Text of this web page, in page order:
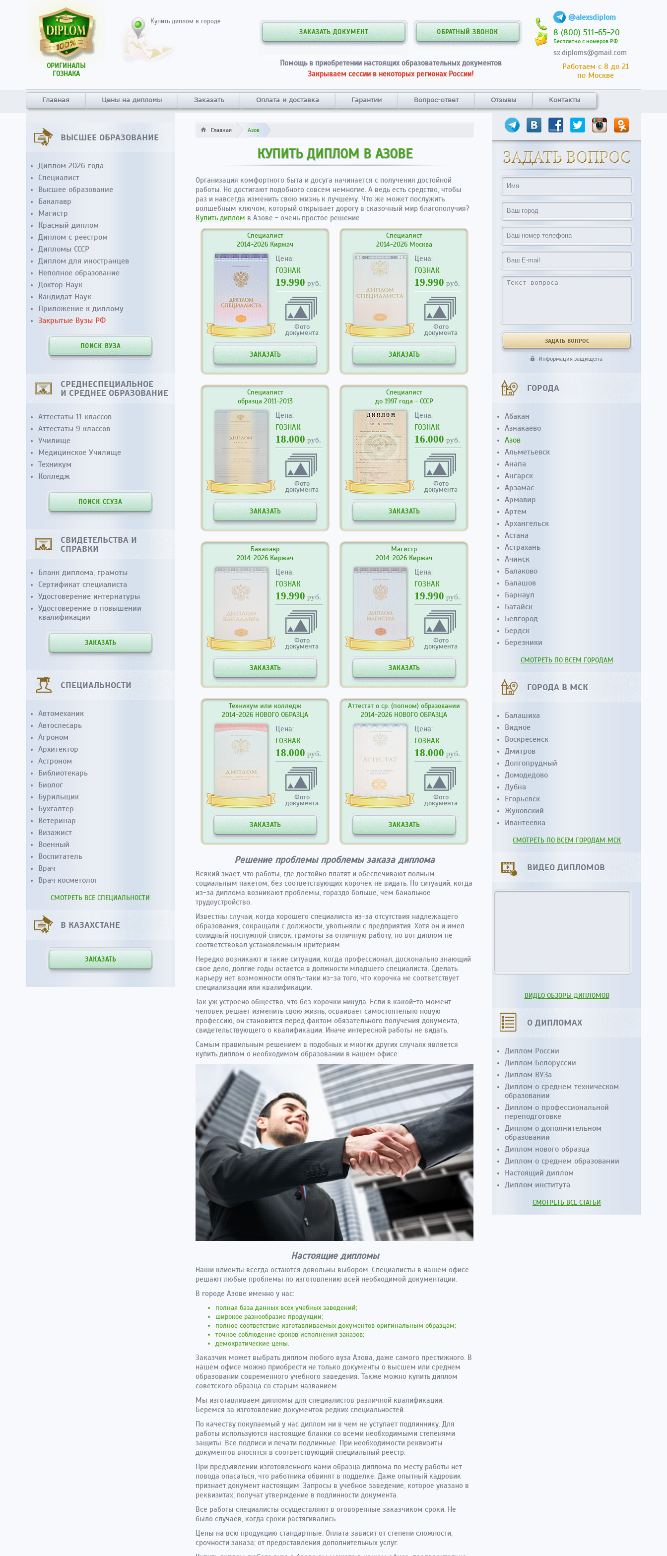
ОРИГИНАЛЫ
ГОЗНАКА
Купить диплом в городе @alexsdiplom
8 (800) 511-65-20
Бесплатно с номеров РФ
sx.diploms@gmail.com
Работаем с 8 до 21
по Москве
ЗАКАЗАТЬ ДОКУМЕНТ ОБРАТНЫЙ ЗВОНОК
Помощь в приобретении настоящих образовательных документов
Закрываем сессии в некоторых регионах России!
Главная Цены на дипломы Заказать Оплата и доставка Гарантии Вопрос-ответ Отзывы Контакты
Главная Азов
КУПИТЬ ДИПЛОМ В АЗОВЕ
Организация комфортного быта и досуга начинается с получения достойной
работы. Но достигают подобного совсем немногие. А ведь есть средство, чтобы
раз и навсегда изменить свою жизнь к лучшему. Что же может послужить
волшебным ключом, который открывает дорогу в сказочный мир благополучия?
Купить диплом в Азове - очень простое решение.
Специалист
2014-2026 Киржач
Цена:
ГОЗНАК
19.990 руб.
Фото
документа
ЗАКАЗАТЬ
Специалист
2014-2026 Москва
Цена:
ГОЗНАК
19.990 руб.
Фото
документа
ЗАКАЗАТЬ
Специалист
образца 2011-2013
Цена:
ГОЗНАК
18.000 руб.
Фото
документа
ЗАКАЗАТЬ
Специалист
до 1997 года - СССР
Цена:
ГОЗНАК
16.000 руб.
Фото
документа
ЗАКАЗАТЬ
Бакалавр
2014-2026 Киржач
Цена:
ГОЗНАК
19.990 руб.
Фото
документа
ЗАКАЗАТЬ
Магистр
2014-2026 Киржач
Цена:
ГОЗНАК
19.990 руб.
Фото
документа
ЗАКАЗАТЬ
Техникум или колледж
2014-2026 НОВОГО ОБРАЗЦА
Цена:
ГОЗНАК
18.000 руб.
Фото
документа
ЗАКАЗАТЬ
Аттестат о ср. (полном) образовании
2014-2026 НОВОГО ОБРАЗЦА
Цена:
ГОЗНАК
18.000 руб.
Фото
документа
ЗАКАЗАТЬ
Решение проблемы проблемы заказа диплома
Всякий знает, что работы, где достойно платят и обеспечивают полным
социальным пакетом, без соответствующих корочек не видать. Но ситуаций, когда
из-за диплома возникают проблемы, гораздо больше, чем банальное
трудоустройство.
Известны случаи, когда хорошего специалиста из-за отсутствия надлежащего
образования, сокращали с должности, увольняли с предприятия. Хотя он и имел
солидный послужной список, грамоты за отличную работу, но вот диплом не
соответствовал установленным критериям.
Нередко возникают и такие ситуации, когда профессионал, досконально знающий
свое дело, долгие годы остается в должности младшего специалиста. Сделать
карьеру нет возможности опять-таки из-за того, что корочка не соответствует
специализации или квалификации.
Так уж устроено общество, что без корочки никуда. Если в какой-то момент
человек решает изменить свою жизнь, осваивает самостоятельно новую
профессию, он становится перед фактом обязательного получения документа,
свидетельствующего о квалификации. Иначе интересной работы не видать.
Самым правильным решением в подобных и многих других случаях является
купить диплом о необходимом образовании в нашем офисе.
Настоящие дипломы
Наши клиенты всегда остаются довольны выбором. Специалисты в нашем офисе
решают любые проблемы по изготовлению всей необходимой документации.
В городе Азове именно у нас:
полная база данных всех учебных заведений;
широкое разнообразие продукции;
полное соответствие изготавливаемых документов оригинальным образцам;
точное соблюдение сроков исполнения заказов;
демократические цены.
Заказчик может выбрать диплом любого вуза Азова, даже самого престижного. В
нашем офисе можно приобрести не только документы о высшем или среднем
образовании современного учебного заведения. Также можно купить диплом
советского образца со старым названием.
Мы изготавливаем дипломы для специалистов различной квалификации.
Беремся за изготовление документов редких специальностей.
По качеству покупаемый у нас диплом ни в чем не уступает подлиннику. Для
работы используются настоящие бланки со всеми необходимыми степенями
защиты. Все подписи и печати подлинные. При необходимости реквизиты
документов вносятся в соответствующий специальный реестр.
При предъявлении изготовленного нами образца диплома по месту работы нет
повода опасаться, что работника обвинят в подделке. Даже опытный кадровик
признает документ настоящим. Запросы в учебное заведение, которое указано в
реквизитах, получат утверждение в подлинности документа.
Все работы специалисты осуществляют в оговоренные заказчиком сроки. Не
было случаев, когда сроки растягивались.
Цены на всю продукцию стандартные. Оплата зависит от степени сложности,
срочности заказа; от предоставления дополнительных услуг.
ВЫСШЕЕ ОБРАЗОВАНИЕ
Диплом 2026 года
Специалист
Высшее образование
Бакалавр
Магистр
Красный диплом
Диплом с реестром
Дипломы СССР
Диплом для иностранцев
Неполное образование
Доктор Наук
Кандидат Наук
Приложение к диплому
Закрытые Вузы РФ
ПОИСК ВУЗА
СРЕДНЕСПЕЦИАЛЬНОЕ
И СРЕДНЕЕ ОБРАЗОВАНИЕ
Аттестаты 11 классов
Аттестаты 9 классов
Училище
Медицинское Училище
Техникум
Колледж
ПОИСК ССУЗА
СВИДЕТЕЛЬСТВА И
СПРАВКИ
Бланк диплома, грамоты
Сертификат специалиста
Удостоверение интернатуры
Удостоверение о повышении
квалификации
ЗАКАЗАТЬ
СПЕЦИАЛЬНОСТИ
Автомеханик
Автослесарь
Агроном
Архитектор
Астроном
Библиотекарь
Биолог
Бурильщик
Бухгалтер
Ветеринар
Визажист
Военный
Воспитатель
Врач
Врач косметолог
СМОТРЕТЬ ВСЕ СПЕЦИАЛЬНОСТИ
В КАЗАХСТАНЕ
ЗАКАЗАТЬ
Информация защищена
ГОРОДА
Абакан
Азнакаево
Азов
Альметьевск
Анапа
Ангарск
Арзамас
Армавир
Артем
Архангельск
Астана
Астрахань
Ачинск
Балаково
Балашов
Барнаул
Батайск
Белгород
Бердск
Березники
СМОТРЕТЬ ПО ВСЕМ ГОРОДАМ
ГОРОДА В МСК
Балашиха
Видное
Воскресенск
Дмитров
Долгопрудный
Домодедово
Дубна
Егорьевск
Жуковский
Ивантеевка
СМОТРЕТЬ ПО ВСЕМ ГОРОДАМ МСК
ВИДЕО ДИПЛОМОВ
ВИДЕО ОБЗОРЫ ДИПЛОМОВ
О ДИПЛОМАХ
Диплом России
Диплом Белоруссии
Диплом ВУЗа
Диплом о среднем техническом
образовании
Диплом о профессиональной
переподготовке
Диплом о дополнительном
образовании
Диплом нового образца
Диплом о среднем образовании
Настоящий диплом
Диплом института
СМОТРЕТЬ ВСЕ СТАТЬИ